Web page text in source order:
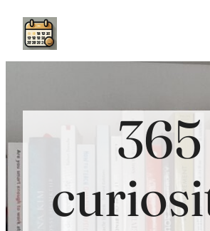
Aller
contenu
365